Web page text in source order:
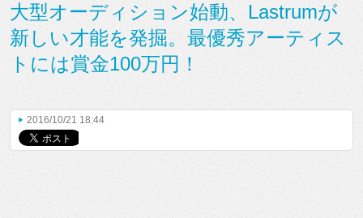
大型オーディション始動、Lastrumが
新しい才能を発掘。最優秀アーティス
トには賞金100万円！
2016/10/21 18:44